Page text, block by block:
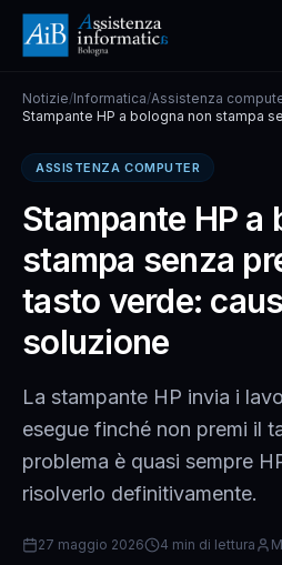
Notizie/Informatica/Assistenza
Stampante HP a bologna non stampa
ASSISTENZA COMPUTER
Stampante HP a
stampa senza
tasto verde:
soluzione
La stampante HP invia i
esegue finché non premi il
problema è quasi sempre
risolverlo definitivamente.
27 maggio 2026 4 min di lettura